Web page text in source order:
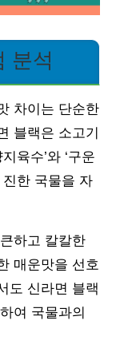
분석
차이는 단순한
블랙은 소고기
육수’와 ‘구운
진한 국물을 자
하고 칼칼한
매운맛을 선호
도 신라면 블랙
여 국물과의